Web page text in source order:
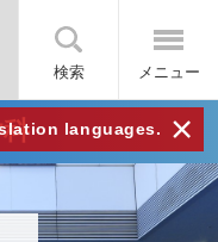
検索 メニュー
languages. ×